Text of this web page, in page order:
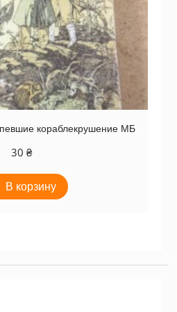
кораблекрушение МБ
30 ₴
В корзину